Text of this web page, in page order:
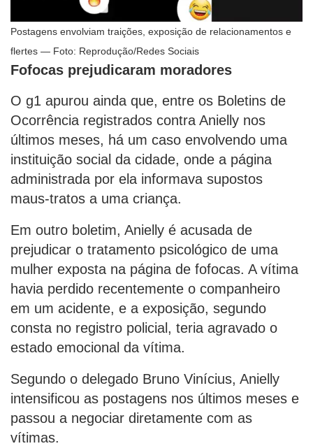
Postagens envolviam traições, exposição de relacionamentos e
flertes — Foto: Reprodução/Redes Sociais
Fofocas prejudicaram moradores
O g1 apurou ainda que, entre os Boletins de
Ocorrência registrados contra Anielly nos
últimos meses, há um caso envolvendo uma
instituição social da cidade, onde a página
administrada por ela informava supostos
maus-tratos a uma criança.
Em outro boletim, Anielly é acusada de
prejudicar o tratamento psicológico de uma
mulher exposta na página de fofocas. A vítima
havia perdido recentemente o companheiro
em um acidente, e a exposição, segundo
consta no registro policial, teria agravado o
estado emocional da vítima.
Segundo o delegado Bruno Vinícius, Anielly
intensificou as postagens nos últimos meses e
passou a negociar diretamente com as
vítimas.